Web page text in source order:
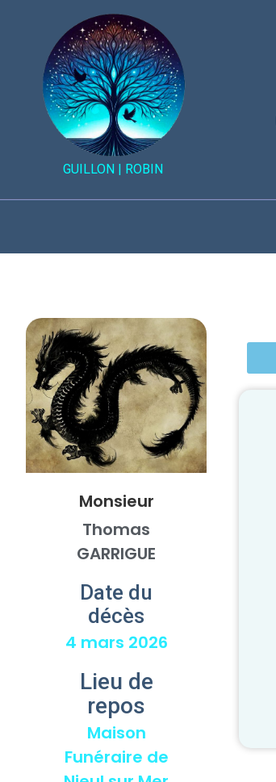
GUILLON | ROBIN
Monsieur
Thomas
GARRIGUE
Date du
décès
4 mars 2026
Lieu de
repos
Maison
Funéraire de